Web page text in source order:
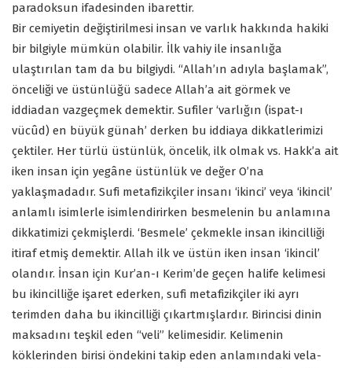
paradoksun ifadesinden ibarettir.
Bir cemiyetin değiştirilmesi insan ve varlık hakkında hakiki
bir bilgiyle mümkün olabilir. İlk vahiy ile insanlığa
ulaştırılan tam da bu bilgiydi. “Allah’ın adıyla başlamak”,
önceliği ve üstünlüğü sadece Allah’a ait görmek ve
iddiadan vazgeçmek demektir. Sufiler ‘varlığın (ispat-ı
vücûd) en büyük günah’ derken bu iddiaya dikkatlerimizi
çektiler. Her türlü üstünlük, öncelik, ilk olmak vs. Hakk’a ait
iken insan için yegâne üstünlük ve değer O’na
yaklaşmadadır. Sufi metafizikçiler insanı ‘ikinci’ veya ‘ikincil’
anlamlı isimlerle isimlendirirken besmelenin bu anlamına
dikkatimizi çekmişlerdi. ‘Besmele’ çekmekle insan ikincilliği
itiraf etmiş demektir. Allah ilk ve üstün iken insan ‘ikincil’
olandır. İnsan için Kur’an-ı Kerim’de geçen halife kelimesi
bu ikincilliğe işaret ederken, sufi metafizikçiler iki ayrı
terimden daha bu ikincilliği çıkartmışlardır. Birincisi dinin
maksadını teşkil eden “veli” kelimesidir. Kelimenin
köklerinden birisi öndekini takip eden anlamındaki vela-